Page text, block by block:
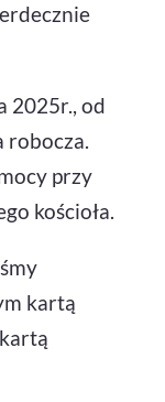
2025r., od
robocza.
przy
kościoła.
kartą